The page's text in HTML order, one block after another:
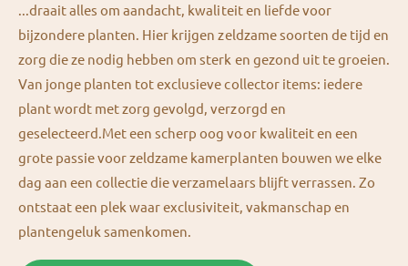
...draait alles om aandacht, kwaliteit en liefde voor
bijzondere planten. Hier krijgen zeldzame soorten de tijd en
zorg die ze nodig hebben om sterk en gezond uit te groeien.
Van jonge planten tot exclusieve collector items: iedere
plant wordt met zorg gevolgd, verzorgd en
geselecteerd.Met een scherp oog voor kwaliteit en een
grote passie voor zeldzame kamerplanten bouwen we elke
dag aan een collectie die verzamelaars blijft verrassen. Zo
ontstaat een plek waar exclusiviteit, vakmanschap en
plantengeluk samenkomen.